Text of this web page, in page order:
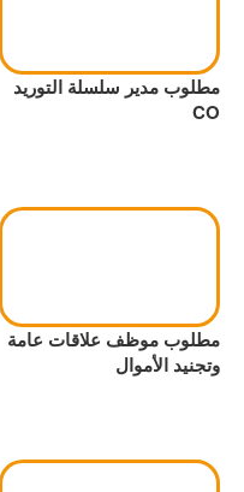
مطلوب مدير سلسلة التوريد
CO
مطلوب موظف علاقات عامة
وتجنيد الأموال